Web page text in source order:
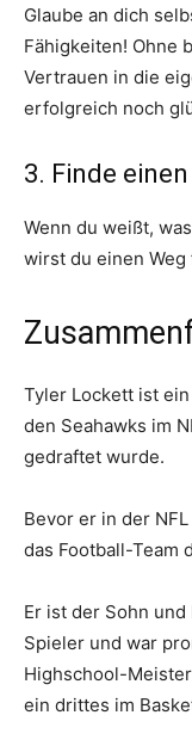
Glaube an dich
Fähigkeiten! Ohne
Vertrauen in die
erfolgreich noch
3. Finde
Wenn du weißt,
wirst du einen
Tyler Lockett ist
den Seahawks im
gedraftet wurde.
Bevor er in der
das Football-Team
Er ist der Sohn
Spieler und war
Highschool-
ein drittes im